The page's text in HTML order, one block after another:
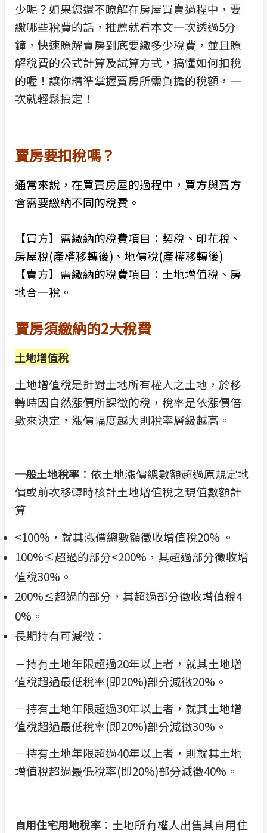
少呢？如果您還不瞭解在房屋買賣過程中，要
繳哪些稅費的話，推薦就看本文一次透過5分
鐘，快速瞭解賣房到底要繳多少稅費，並且瞭
解稅費的公式計算及試算方式，搞懂如何扣稅
的喔！讓你精準掌握賣房所需負擔的稅額，一
次就輕鬆搞定！
賣房要扣稅嗎？
通常來說，在買賣房屋的過程中，買方與賣方
會需要繳納不同的稅費。
【買方】需繳納的稅費項目：契稅、印花稅、
房屋稅(產權移轉後) 、地價稅(產權移轉後)
【賣方】需繳納的稅費項目：土地增值稅、房
地合一稅。
賣房須繳納的2大稅費
土地增值稅
土地增值稅是針對土地所有權人之土地，於移
轉時因自然漲價所課徵的稅，稅率是依漲價倍
數來決定，漲價幅度越大則稅率層級越高。
一般土地稅率 ：依土地漲價總數額超過原規定地
價或前次移轉時核計土地增值稅之現值數額計
算
<100%，就其漲價總數額徵收增值稅20% 。
100%≤超過的部分<200%，其超過部分徵收增
值稅30%。
200%≤超過的部分，其超過部分徵收增值稅4
0%。
長期持有可減徵：
－持有土地年限超過20年以上者，就其土地增
值稅超過最低稅率(即20%)部分減徵20%。
－持有土地年限超過30年以上者，就其土地增
值稅超過最低稅率(即20%)部分減徵30%。
－持有土地年限超過40年以上者，則就其土地
增值稅超過最低稅率(即20%)部分減徵40%。
自用住宅用地稅率 ：土地所有權人出售其自用住